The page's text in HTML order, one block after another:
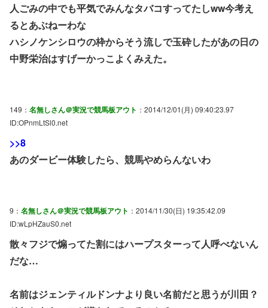
人ごみの中でも平気でみんなタバコすってたしww今考え
るとあぶねーわな
ハシノケンシロウの枠からそう流しで玉砕したがあの日の
中野栄治はすげーかっこよくみえた。
149： 名無しさん＠実況で競馬板アウト ：2014/12/01(月) 09:40:23.97
ID:OPnmLtSl0.net
>>8
あのダービー体験したら、競馬やめらんないわ
9： 名無しさん＠実況で競馬板アウト ：2014/11/30(日) 19:35:42.09
ID:wLpHZauS0.net
散々フジで煽ってた割にはハープスターって人呼べないん
だな…
名前はジェンティルドンナより良い名前だと思うが川田？